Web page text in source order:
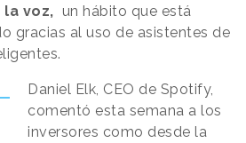
voz, un hábito que está
gracias al uso de asistentes de
Daniel Elk, CEO de Spotify,
comentó esta semana a los
inversores como desde la